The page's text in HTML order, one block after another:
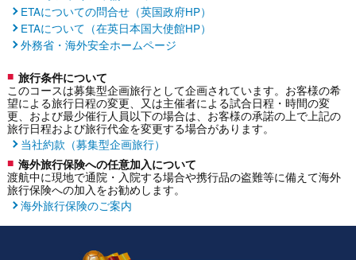
ETAについての問合せ（英国政府HP）
ETAについて（在英日本国大使館HP）
外務省・海外安全ホームページ
旅行条件について
このコースは募集型企画旅行として企画されています。お客様の希
望による旅行日程の変更、又は主催者による試合日程・時間の変
更、および最少催行人員以下の場合は、お客様の承諾の上で上記の
旅行日程および旅行代金を変更する場合があります。
当社約款（募集型企画旅行）
海外旅行保険への任意加入について
渡航中に現地で通院・入院する場合や携行品の盗難等に備えて海外
旅行保険への加入をお勧めします。
海外旅行保険のご案内